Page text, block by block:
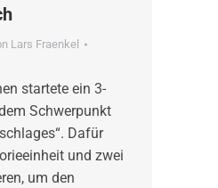
Lars Fraenkel
startete ein 3-
Schwerpunkt
Dafür
und zwei
um den